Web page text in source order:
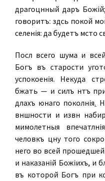
драгоцѣнный даръ
говоритъ: здѣсь покой
селенія: да будетъ мѣсто
Послѣ всего шума и
Богъ въ старости
успокоенія. Некуда
бѣжать — и силъ нѣтъ
дѣлахъ юнаго поколѣнія.
внѣшности и извнѣ
мимолетныя
человѣкъ цѣну того
него во всей
и наказаній Божіихъ, и
въ которой Богъ при